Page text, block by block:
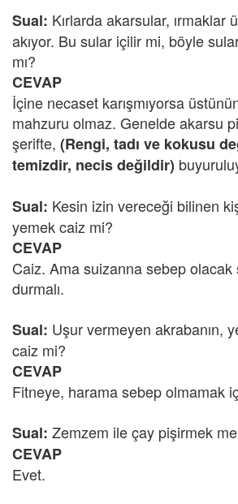
Sual: Kırlarda akarsular, ırmaklar
akıyor. Bu sular içilir mi, böyle
mı?
CEVAP
İçine necaset karışmıyorsa
mahzuru olmaz. Genelde akarsu
şerifte, (Rengi, tadı ve kokusu
temizdir, necis değildir)
Sual: Kesin izin vereceği bilinen
yemek caiz mi?
CEVAP
Caiz. Ama suizanna sebep
durmalı.
Sual: Uşur vermeyen akrabanın,
caiz mi?
CEVAP
Fitneye, harama sebep olmamak
Sual: Zemzem ile çay pişirmek
CEVAP
Evet.